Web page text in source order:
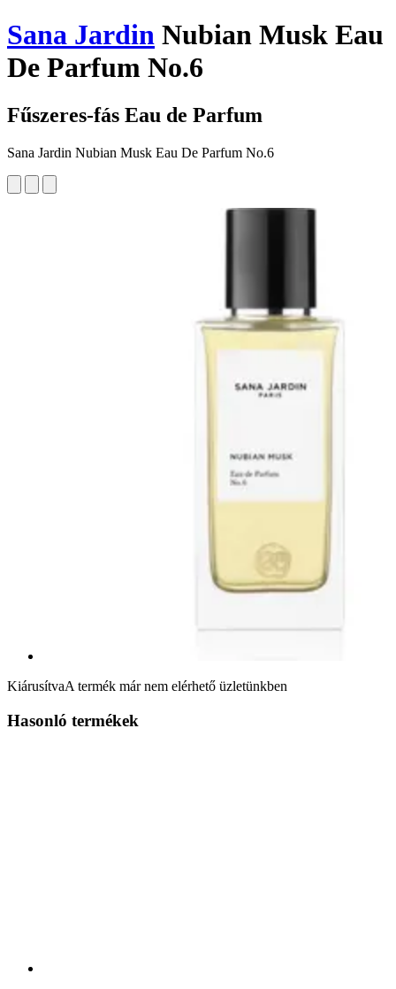
Sana Jardin Nubian Musk Eau
De Parfum No.6
Fűszeres-fás Eau de Parfum
Sana Jardin Nubian Musk Eau De Parfum No.6
KiárusítvaA termék már nem elérhető üzletünkben
Hasonló termékek